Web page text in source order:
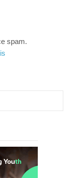
spam.